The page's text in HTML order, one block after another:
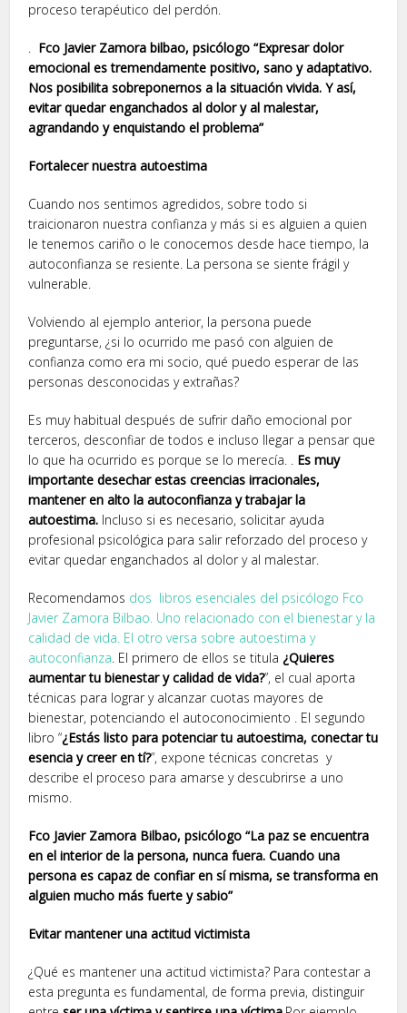
proceso terapéutico del perdón.
. Fco Javier Zamora bilbao, psicólogo “Expresar dolor
emocional es tremendamente positivo, sano y adaptativo.
Nos posibilita sobreponernos a la situación vivida. Y así,
evitar quedar enganchados al dolor y al malestar,
agrandando y enquistando el problema”
Fortalecer nuestra autoestima
Cuando nos sentimos agredidos, sobre todo si
traicionaron nuestra confianza y más si es alguien a quien
le tenemos cariño o le conocemos desde hace tiempo, la
autoconfianza se resiente. La persona se siente frágil y
vulnerable.
Volviendo al ejemplo anterior, la persona puede
preguntarse, ¿si lo ocurrido me pasó con alguien de
confianza como era mi socio, qué puedo esperar de las
personas desconocidas y extrañas?
Es muy habitual después de sufrir daño emocional por
terceros, desconfiar de todos e incluso llegar a pensar que
lo que ha ocurrido es porque se lo merecía. . Es muy
importante desechar estas creencias irracionales,
mantener en alto la autoconfianza y trabajar la
autoestima. Incluso si es necesario, solicitar ayuda
profesional psicológica para salir reforzado del proceso y
evitar quedar enganchados al dolor y al malestar.
Recomendamos dos libros esenciales del psicólogo Fco
Javier Zamora Bilbao. Uno relacionado con el bienestar y la
calidad de vida. El otro versa sobre autoestima y
autoconfianza. El primero de ellos se titula ¿Quieres
aumentar tu bienestar y calidad de vida?”, el cual aporta
técnicas para lograr y alcanzar cuotas mayores de
bienestar, potenciando el autoconocimiento . El segundo
libro “¿Estás listo para potenciar tu autoestima, conectar tu
esencia y creer en tí?”, expone técnicas concretas y
describe el proceso para amarse y descubrirse a uno
mismo.
Fco Javier Zamora Bilbao, psicólogo “La paz se encuentra
en el interior de la persona, nunca fuera. Cuando una
persona es capaz de confiar en sí misma, se transforma en
alguien mucho más fuerte y sabio”
Evitar mantener una actitud victimista
¿Qué es mantener una actitud victimista? Para contestar a
esta pregunta es fundamental, de forma previa, distinguir